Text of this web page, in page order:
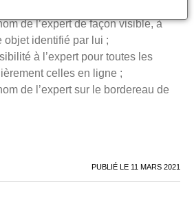
de l’expert de façon visible, à
objet identifié par lui ;
à l’expert pour toutes les
celles en ligne ;
de l’expert sur le bordereau de
PUBLIÉ LE 11 MARS 2021